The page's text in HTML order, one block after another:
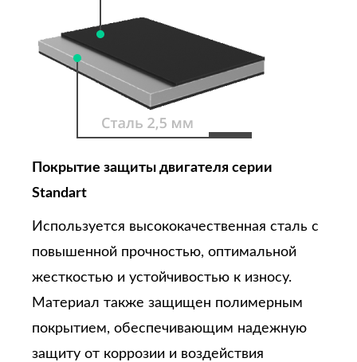
Покрытие защиты двигателя серии
Standart
Используется высококачественная сталь с
повышенной прочностью, оптимальной
жесткостью и устойчивостью к износу.
Материал также защищен полимерным
покрытием, обеспечивающим надежную
защиту от коррозии и воздействия